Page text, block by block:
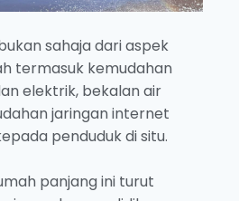
sahaja dari aspek
termasuk kemudahan
elektrik, bekalan air
jaringan internet
penduduk di situ.
panjang ini turut